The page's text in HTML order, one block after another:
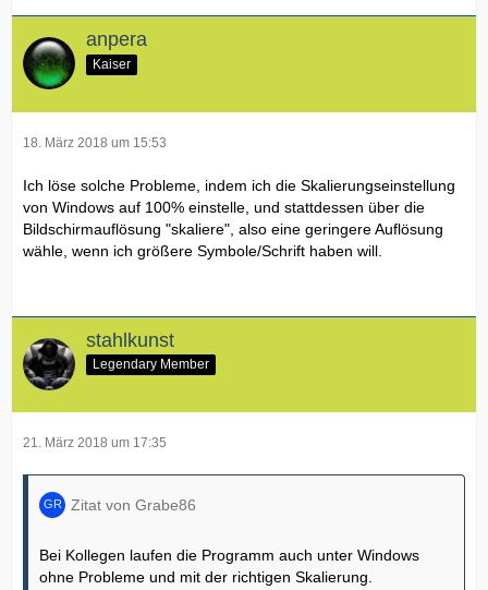
anpera
Kaiser
18. März 2018 um 15:53
Ich löse solche Probleme, indem ich die Skalierungseinstellung
von Windows auf 100% einstelle, und stattdessen über die
Bildschirmauflösung "skaliere", also eine geringere Auflösung
wähle, wenn ich größere Symbole/Schrift haben will.
stahlkunst
Legendary Member
21. März 2018 um 17:35
Zitat von Grabe86
Bei Kollegen laufen die Programm auch unter Windows
ohne Probleme und mit der richtigen Skalierung.